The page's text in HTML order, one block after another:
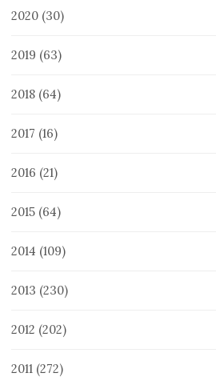
2020 (30)
2019 (63)
2018 (64)
2017 (16)
2016 (21)
2015 (64)
2014 (109)
2013 (230)
2012 (202)
2011 (272)